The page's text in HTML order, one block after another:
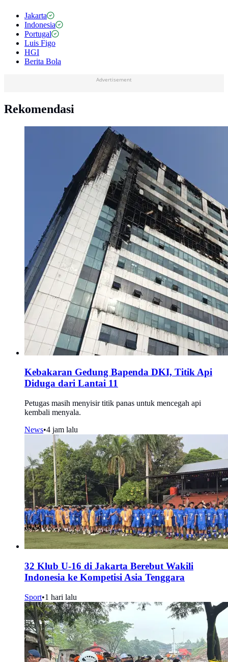
Jakarta
Indonesia
Portugal
Luis Figo
HGI
Berita Bola
Advertisement
Rekomendasi
Kebakaran Gedung Bapenda DKI, Titik Api
Diduga dari Lantai 11
Petugas masih menyisir titik panas untuk mencegah api
kembali menyala.
News•4 jam lalu
32 Klub U-16 di Jakarta Berebut Wakili
Indonesia ke Kompetisi Asia Tenggara
Sport•1 hari lalu